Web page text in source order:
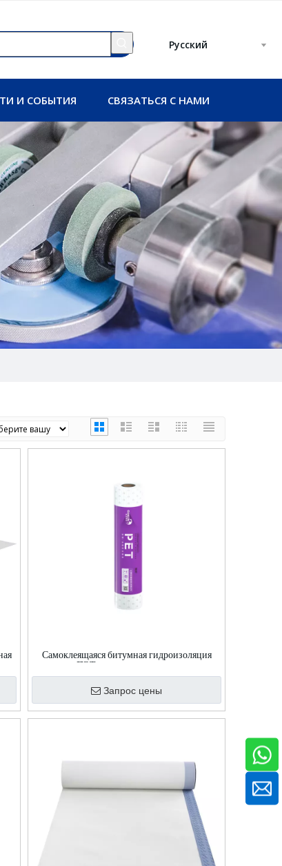
Pусский
И СОБЫТИЯ СВЯЗАТЬСЯ С НАМИ
Самоклеящаяся битумная гидроизоляция
ПЭТ мокрого нанесения
Запрос цены